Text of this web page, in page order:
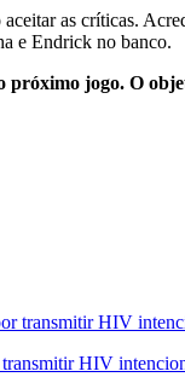
as críticas.
e Endrick no banco.
jogo. O
HIV